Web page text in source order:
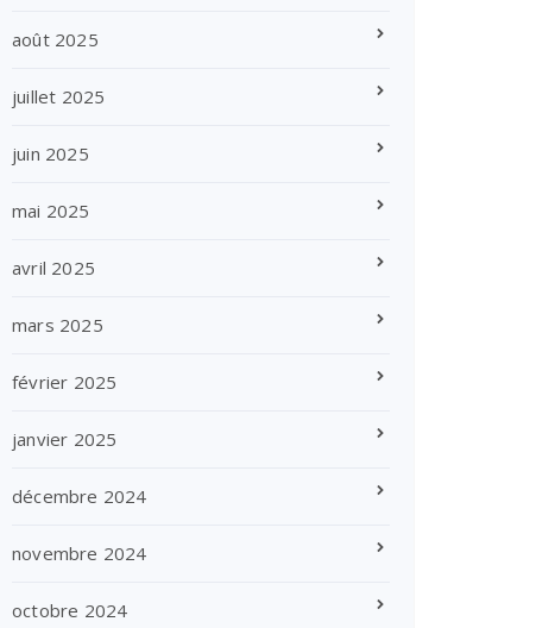
août 2025
juillet 2025
juin 2025
mai 2025
avril 2025
mars 2025
février 2025
janvier 2025
décembre 2024
novembre 2024
octobre 2024